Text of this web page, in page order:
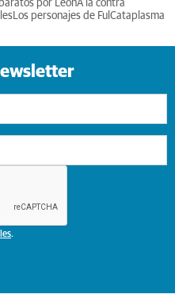
por LeónA la contra
Los personajes de Ful Cataplasma
.